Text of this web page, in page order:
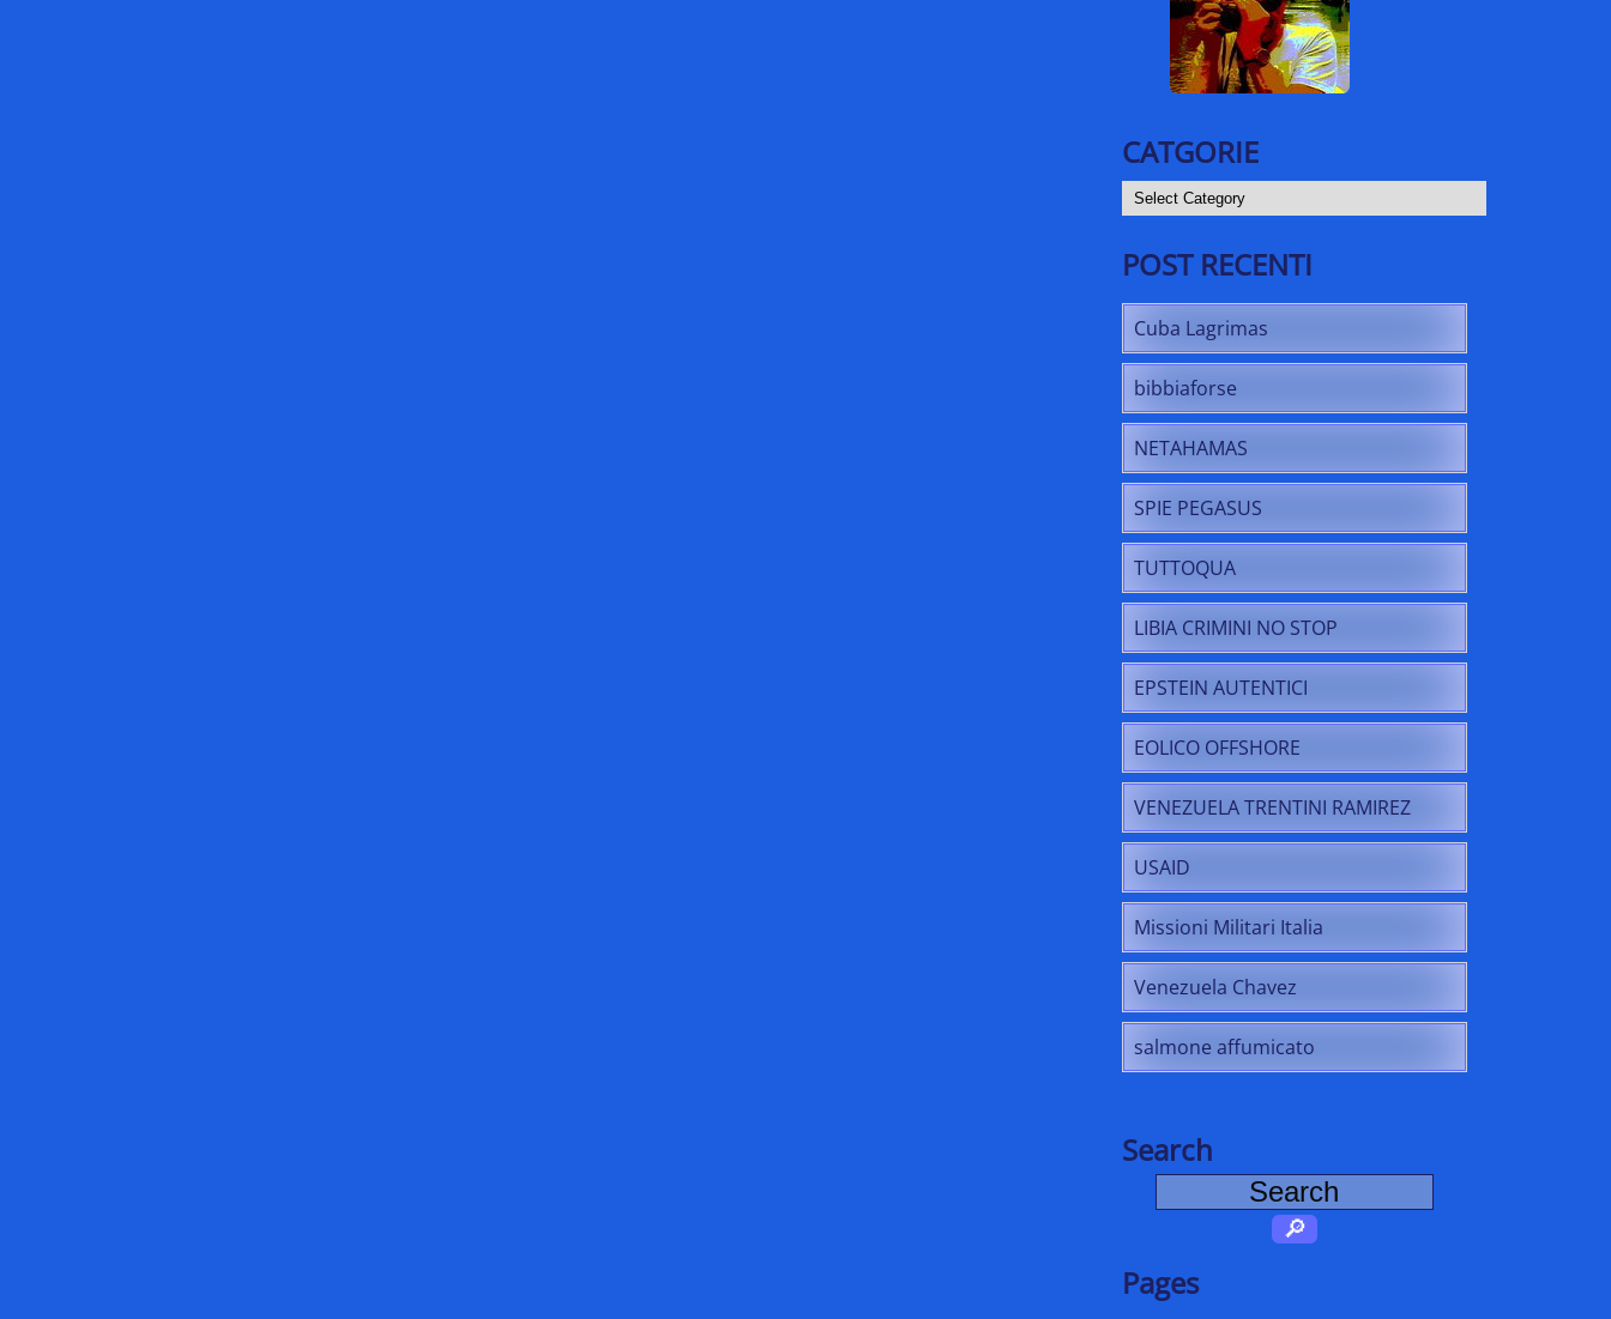
CATGORIE
CATGORIE
POST RECENTI
Cuba Lagrimas
bibbiaforse
NETAHAMAS
SPIE PEGASUS
TUTTOQUA
LIBIA CRIMINI NO STOP
EPSTEIN AUTENTICI
EOLICO OFFSHORE
VENEZUELA TRENTINI RAMIREZ
USAID
Missioni Militari Italia
Venezuela Chavez
salmone affumicato
Search
Pages